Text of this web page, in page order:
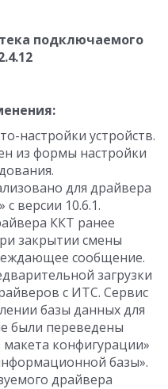
подключаемого
настройки устройств.
из формы настройки
для драйвера
с версии 10.6.1.
ККТ ранее
закрытии смены
сообщение.
загрузки
с ИТС. Сервис
базы данных для
были переведены
конфигурации»
базы».
драйвера